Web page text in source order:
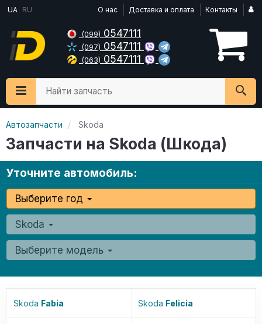
UA RU О нас Доставка и оплата Контакты
(099) 0547111
(097) 0547111
(063) 0547111
Найти запчасть
Автозапчасти Skoda
Запчасти на Skoda (Шкода)
Уточните автомобиль:
Выберите год
Skoda
Выберите модель
Skoda Fabia Skoda Felicia